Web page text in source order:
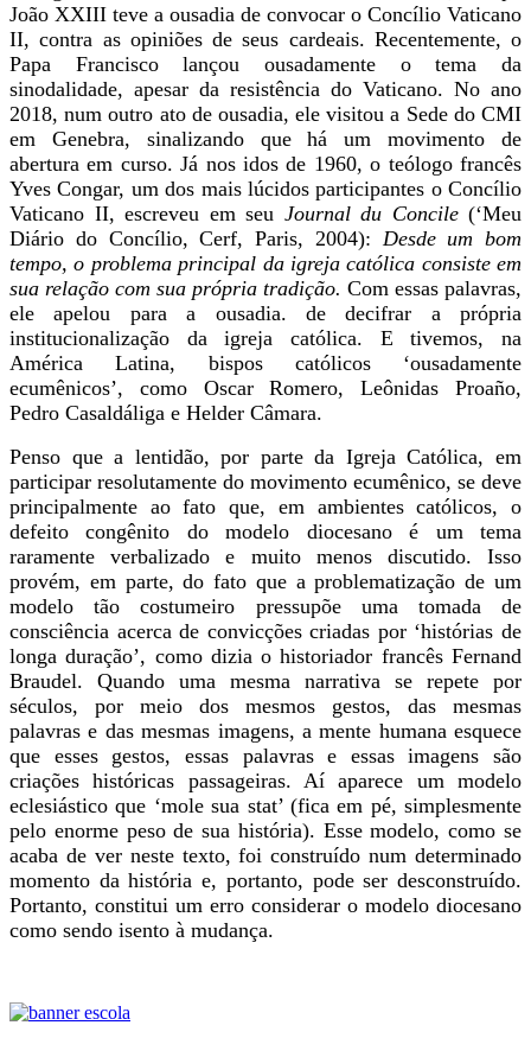
João XXIII teve a ousadia de convocar o Concílio Vaticano
II, contra as opiniões de seus cardeais. Recentemente, o
Papa Francisco lançou ousadamente o tema da
sinodalidade, apesar da resistência do Vaticano. No ano
2018, num outro ato de ousadia, ele visitou a Sede do CMI
em Genebra, sinalizando que há um movimento de
abertura em curso. Já nos idos de 1960, o teólogo francês
Yves Congar, um dos mais lúcidos participantes o Concílio
Vaticano II, escreveu em seu Journal du Concile (‘Meu
Diário do Concílio, Cerf, Paris, 2004): Desde um bom
tempo, o problema principal da igreja católica consiste em
sua relação com sua própria tradição. Com essas palavras,
ele apelou para a ousadia. de decifrar a própria
institucionalização da igreja católica. E tivemos, na
América Latina, bispos católicos ‘ousadamente
ecumênicos’, como Oscar Romero, Leônidas Proaño,
Pedro Casaldáliga e Helder Câmara.
Penso que a lentidão, por parte da Igreja Católica, em
participar resolutamente do movimento ecumênico, se deve
principalmente ao fato que, em ambientes católicos, o
defeito congênito do modelo diocesano é um tema
raramente verbalizado e muito menos discutido. Isso
provém, em parte, do fato que a problematização de um
modelo tão costumeiro pressupõe uma tomada de
consciência acerca de convicções criadas por ‘histórias de
longa duração’, como dizia o historiador francês Fernand
Braudel. Quando uma mesma narrativa se repete por
séculos, por meio dos mesmos gestos, das mesmas
palavras e das mesmas imagens, a mente humana esquece
que esses gestos, essas palavras e essas imagens são
criações históricas passageiras. Aí aparece um modelo
eclesiástico que ‘mole sua stat’ (fica em pé, simplesmente
pelo enorme peso de sua história). Esse modelo, como se
acaba de ver neste texto, foi construído num determinado
momento da história e, portanto, pode ser desconstruído.
Portanto, constitui um erro considerar o modelo diocesano
como sendo isento à mudança.